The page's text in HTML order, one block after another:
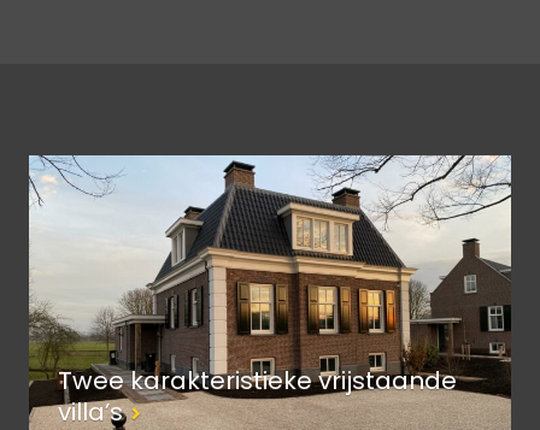
Twee karakteristieke vrijstaande
villa’s